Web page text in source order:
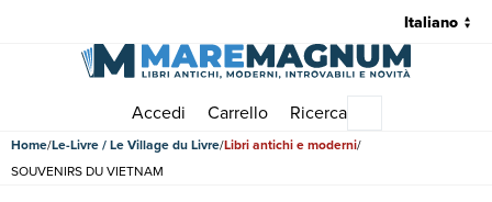
Accedi Carrello Ricerca
Home Le-Livre / Le Village du Livre Libri antichi e moderni
SOUVENIRS DU VIETNAM